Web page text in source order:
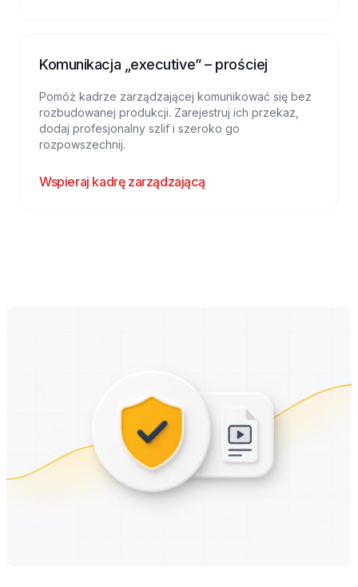
Komunikacja „executive” – prościej
Pomóż kadrze zarządzającej komunikować się bez
rozbudowanej produkcji. Zarejestruj ich przekaz,
dodaj profesjonalny szlif i szeroko go
rozpowszechnij.
Wspieraj kadrę zarządzającą